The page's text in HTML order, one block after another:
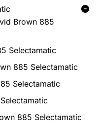
Brown 885
Selectamatic
885 Selectamatic
Selectamatic
885 Selectamatic